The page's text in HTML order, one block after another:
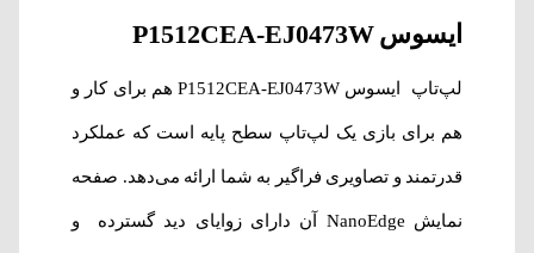
ایسوس P1512CEA-EJ0473W
لپ‌‌تاپ‌ ایسوس P1512CEA-EJ0473W هم برای کار و
هم برای بازی یک لپ‌تاپ سطح پایه‌ است که عملکرد
قدرتمند و تصاویری فراگیر به شما ارائه می‌دهد. صفحه
نمایش NanoEdge آن دارای زوایای دید گسترده و